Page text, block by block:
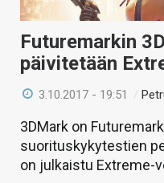
Futuremarkin
päivitetään
3.10.2017 - 19:51 /
3DMark on
suorituskykytestien
on julkaistu Extreme-